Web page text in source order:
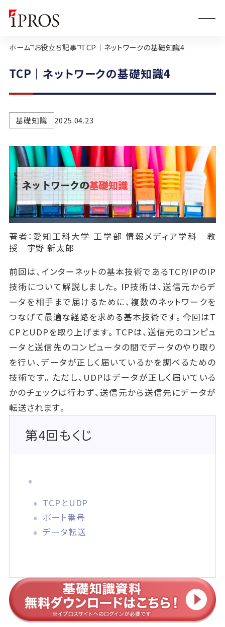
ホーム お役立ち記事 TCP｜ネットワークの基礎知識4
TCP｜ネットワークの基礎知識4
基礎知識 2025.04.23
著者：愛知工科大学 工学部 情報メディア学科 教
授 宇野 新太郎
前回は、インターネットの基本技術であるTCP/IPのIP
技術について解説しました。IP技術は、送信元からデ
ータを相手まで届けるために、複数のネットワークを
つなげて最適な経路を求める基本技術です。今回はT
CPとUDPを取り上げます。TCPは、送信元のコンピュ
ータと送信先のコンピュータの間でデータのやり取り
を行い、データが正しく届いているかを調べるための
技術です。ただし、UDPはデータが正しく届いている
かのチェックは行わず、送信元から送信先にデータが
転送されます。
第4回もくじ
TCPとUDP
ポート番号
データ転送